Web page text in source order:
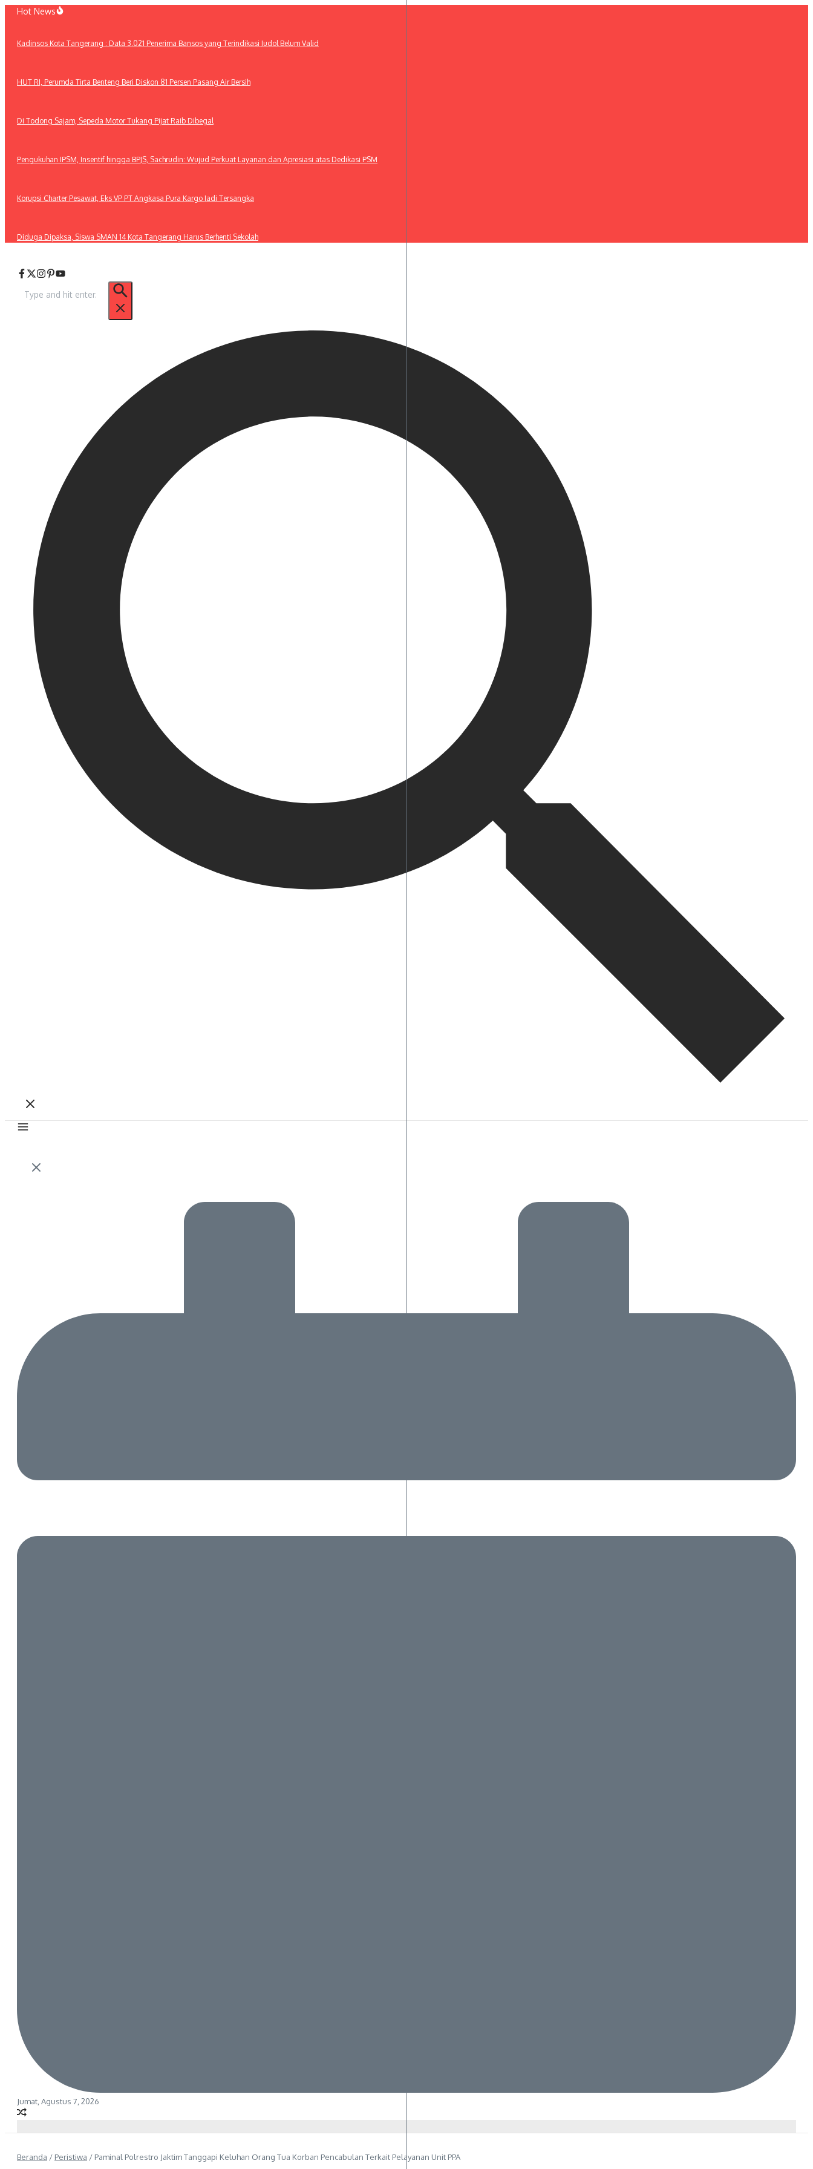
Lewati
Hot News
Kadinsos Kota Tangerang : Data 3.021 Penerima Bansos yang Terindikasi Judol Belum Valid
HUT RI, Perumda Tirta Benteng Beri Diskon 81 Persen Pasang Air Bersih
Di Todong Sajam, Sepeda Motor Tukang Pijat Raib Dibegal
Pengukuhan IPSM, Insentif hingga BPJS, Sachrudin: Wujud Perkuat Layanan dan Apresiasi atas Dedikasi PSM
Korupsi Charter Pesawat, Eks VP PT Angkasa Pura Kargo Jadi Tersangka
Diduga Dipaksa, Siswa SMAN 14 Kota Tangerang Harus Berhenti Sekolah
untuk:
Jumat, Agustus 7, 2026
Beranda / Peristiwa / Paminal Polrestro Jaktim Tanggapi Keluhan Orang Tua Korban Pencabulan Terkait Pelayanan Unit PPA